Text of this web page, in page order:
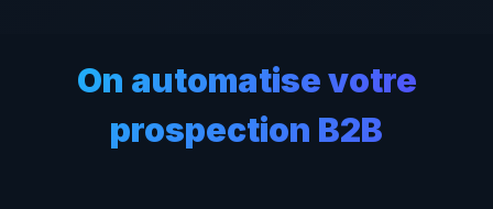
On automatise votre
prospection B2B